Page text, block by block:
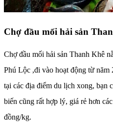
Chợ đầu mối hải sản
Chợ đầu mối hải sản Thanh Khê
Phú Lộc ,đi vào hoạt động từ năm
tại các địa điểm du lịch xong, bạn
biến cũng rất hợp lý, giá rẻ hơn
đồng/kg.